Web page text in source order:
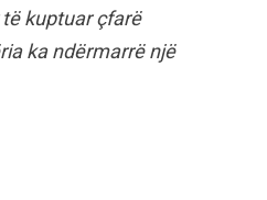
kuptuar çfarë
ka ndërmarrë një